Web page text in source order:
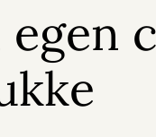
egen